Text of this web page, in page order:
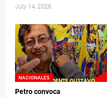
July 14, 2026
NACIONALES
Petro convoca